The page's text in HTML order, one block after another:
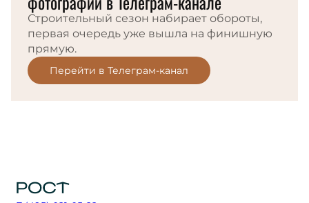
Строительный сезон набирает обороты,
первая очередь уже вышла на финишную
прямую.
Перейти в Телеграм-канал